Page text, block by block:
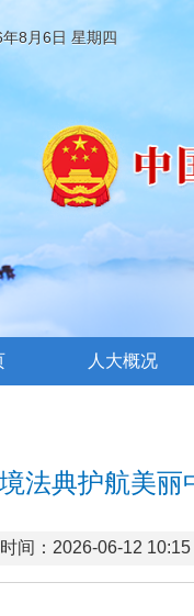
8月6日 星期四
人大概况
法典护航美丽
时间：2026-06-12 10:15